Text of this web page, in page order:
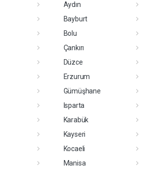
Aydın
Bayburt
Bolu
Çankırı
Düzce
Erzurum
Gümüşhane
Isparta
Karabük
Kayseri
Kocaeli
Manisa